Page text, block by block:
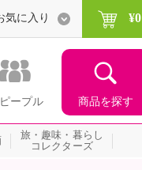
ープル 商品を探す
気に入り ¥0
旅・趣味・暮らし
コレクターズ